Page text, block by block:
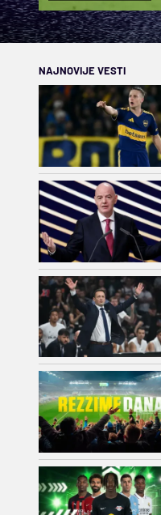
NAJNOVIJE VESTI